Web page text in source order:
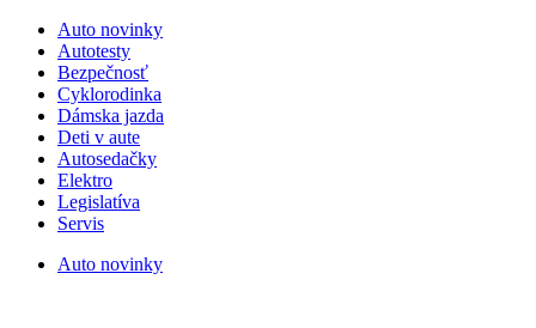
Auto novinky
Autotesty
Bezpečnosť
Cyklorodinka
Dámska jazda
Deti v aute
Autosedačky
Elektro
Legislatíva
Servis
Auto novinky